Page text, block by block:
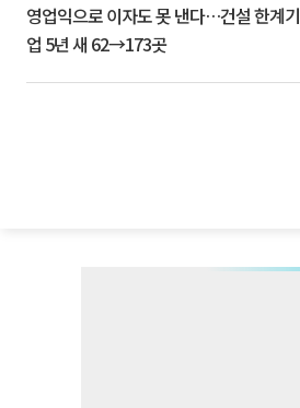
영업익으로 이자도 못 낸다…건설 한계기
업 5년 새 62→173곳